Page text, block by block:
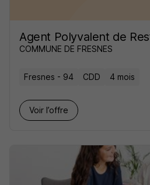
Agent Polyvalent de
COMMUNE DE FRESNES
Fresnes - 94 CDD 4 mois
Voir l’offre